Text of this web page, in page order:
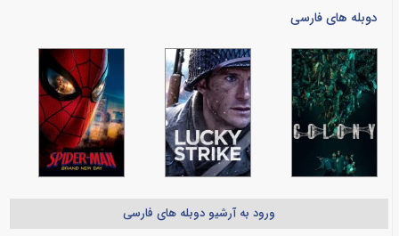
دوبله های فارسی
ورود به آرشیو دوبله های فارسی